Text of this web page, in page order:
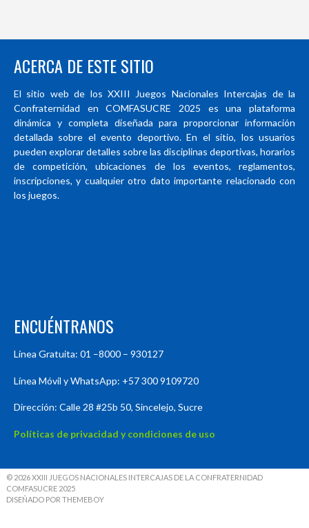
ACERCA DE ESTE SITIO
El sitio web de los XXIII Juegos Nacionales Intercajas de la
Confraternidad en COMFASUCRE 2025 es una plataforma
dinámica y completa diseñada para proporcionar información
detallada sobre el evento deportivo. En el sitio, los usuarios
pueden explorar detalles sobre las disciplinas deportivas, horarios
de competición, ubicaciones de los eventos, reglamentos,
inscripciones, y cualquier otro dato importante relacionado con
los juegos.
ENCUÉNTRANOS
Línea Gratuita: 01 –8000 – 930127
Línea Móvil y WhatsApp: +57 300 9109720
Dirección: Calle 28 #25b 50, Sincelejo, Sucre
Políticas de privacidad y condiciones de uso
© 2026 XXIII JUEGOS NACIONALES INTERCAJAS DE LA CONFRATERNIDAD
COMFASUCRE 2025
DISEÑADO POR THEMEBOY